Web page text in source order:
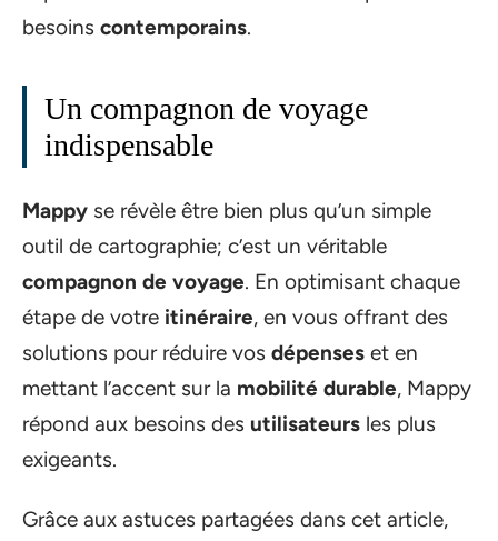
besoins contemporains.
Un compagnon de voyage
indispensable
Mappy se révèle être bien plus qu’un simple
outil de cartographie; c’est un véritable
compagnon de voyage. En optimisant chaque
étape de votre itinéraire, en vous offrant des
solutions pour réduire vos dépenses et en
mettant l’accent sur la mobilité durable, Mappy
répond aux besoins des utilisateurs les plus
exigeants.
Grâce aux astuces partagées dans cet article,